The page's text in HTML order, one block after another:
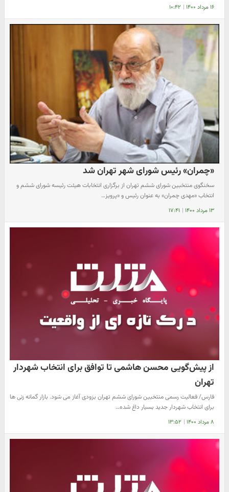
۱۶ مرداد ۱۴۰۰ | ۱۰:۴۲
«چمران» رئیس شورای شهر تهران شد
سخنگوی منتخبین شورای ششم تهران از برگزاری انتخابات هیئت رئیسه شورای ششم و
انتخاب «مهدی چمران» به عنوان رئیس و «پرویز…
۱۳ مرداد ۱۴۰۰ | ۱۷:۴۱
از پیش‌گویی محسن هاشمی تا توافق برای انتخاب شهردار
تهران
فارس/ فعالیت رسمی منتخبین شورای ششم تهران بزودی آغاز می شود. بازار گمانه زنی ها
برای انتخاب شهردار جدید بسیار داغ شده…
۸ مرداد ۱۴۰۰ | ۱۳:۵۲